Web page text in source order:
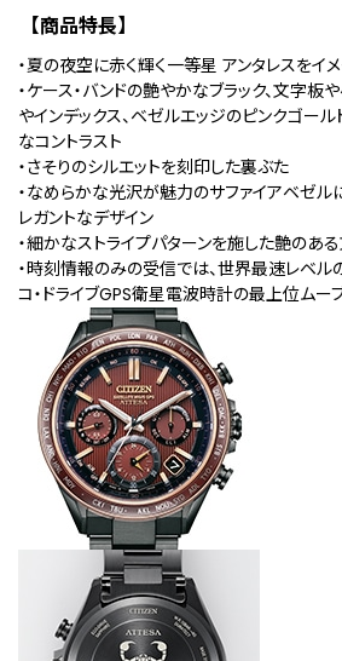
【商品特長】
・夏の夜空に赤く輝く一等星 アンタレスをイ
・ケース・バンドの艶やかなブラック、文字板
やインデックス、ベゼルエッジのピンクゴー
なコントラスト
・さそりのシルエットを刻印した裏ぶた
・なめらかな光沢が魅力のサファイアベゼル
レガントなデザイン
・細かなストライプパターンを施した艶のあ
・時刻情報のみの受信では、世界最速レベル
コ・ドライブGPS衛星電波時計の最上位ムー